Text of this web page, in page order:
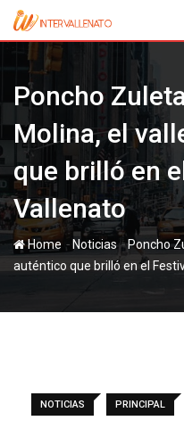
Skip
content
Poncho
Molina, el
que brilló en
Vallenato
Home - Noticias-Poncho
auténtico que brilló en el
NOTICIAS PRINCIPAL